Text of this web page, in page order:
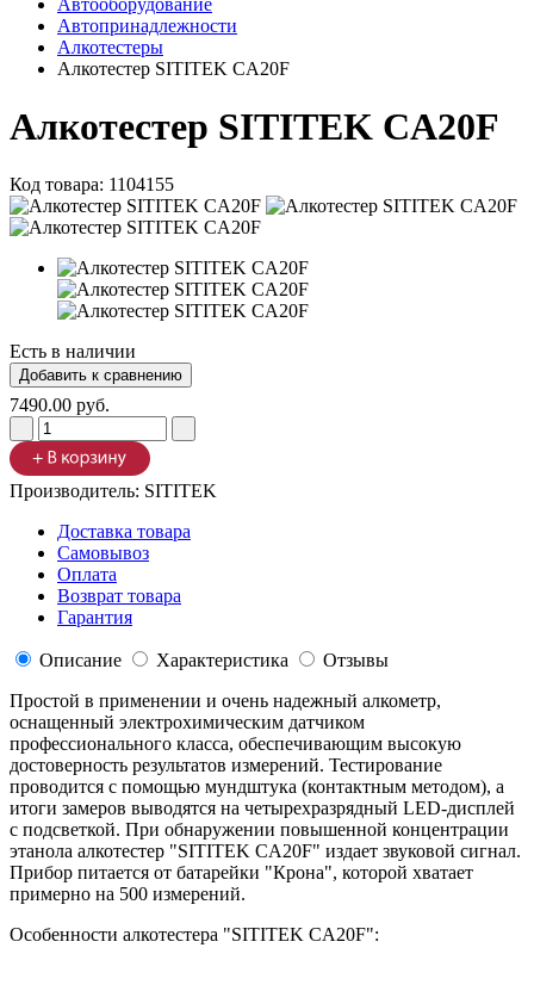
Автопринадлежности
Алкотестеры
Алкотестер SITITEK CA20F
Алкотестер SITITEK CA20F
Код товара: 1104155
Есть в наличии
7490.00 руб.
Производитель: SITITEK
Доставка товара
Самовывоз
Оплата
Возврат товара
Гарантия
Описание Характеристика
Отзывы
Простой в применении и очень надежный алкометр,
оснащенный электрохимическим датчиком
профессионального класса, обеспечивающим высокую
достоверность результатов измерений. Тестирование
проводится с помощью мундштука (контактным методом), а
итоги замеров выводятся на четырехразрядный LED-дисплей
с подсветкой. При обнаружении повышенной концентрации
этанола алкотестер "SITITEK CA20F" издает звуковой сигнал.
Прибор питается от батарейки "Крона", которой хватает
примерно на 500 измерений.
Особенности алкотестера "SITITEK CA20F":